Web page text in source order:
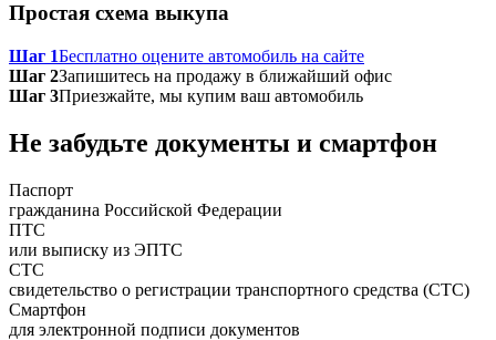
Простая схема выкупа
Шаг 1Бесплатно оцените автомобиль на сайте
Шаг 2Запишитесь на продажу в ближайший офис
Шаг 3Приезжайте, мы купим ваш автомобиль
Не забудьте документы и смартфон
Паспорт
гражданина Российской Федерации
ПТС
или выписку из ЭПТС
СТС
свидетельство о регистрации транспортного средства (СТС)
Смартфон
для электронной подписи документов